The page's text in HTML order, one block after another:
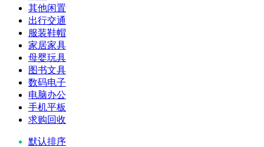
其他闲置
出行交通
服装鞋帽
家居家具
母婴玩具
图书文具
数码电子
电脑办公
手机平板
求购回收
默认排序